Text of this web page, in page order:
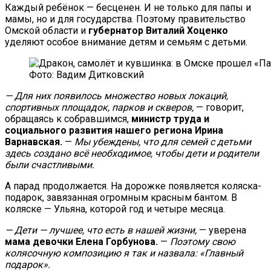
Каждый ребёнок — бесценен. И не только для папы и
мамы, но и для государства. Поэтому правительство
Омской области и губернатор Виталий Хоценко
уделяют особое внимание детям и семьям с детьми.
Фото: Вадим Дитковский
— Для них появилось множество новых локаций,
спортивных площадок, парков и скверов, — говорит,
обращаясь к собравшимся, министр труда и
социального развития нашего региона Ирина
Варнавская. — Мы убеждены, что для семей с детьми
здесь создано всё необходимое, чтобы дети и родители
были счастливыми.
А парад продолжается. На дорожке появляется коляска-
подарок, завязанная огромным красным бантом. В
коляске — Ульяна, которой год и четыре месяца.
— Дети — лучшее, что есть в нашей жизни, — уверена
мама девочки Елена Горбунова. — Поэтому свою
колясочную композицию я так и назвала: «Главный
подарок».